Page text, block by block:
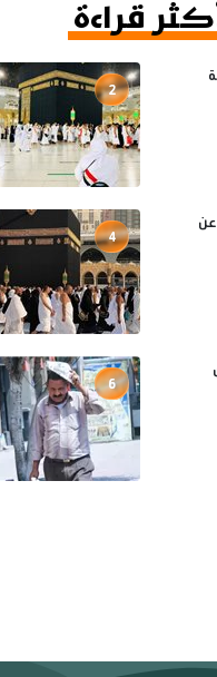
قراءة
2
عن
4
6